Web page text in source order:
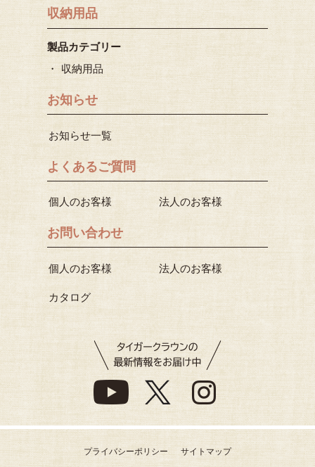
収納用品
製品カテゴリー
収納用品
お知らせ
お知らせ一覧
よくあるご質問
個人のお客様 法人のお客様
お問い合わせ
個人のお客様 法人のお客様
カタログ
プライバシーポリシー サイトマップ